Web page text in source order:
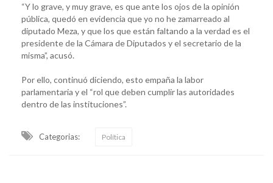
“Y lo grave, y muy grave, es que ante los ojos de la opinión
pública, quedó en evidencia que yo no he zamarreado al
diputado Meza, y que los que están faltando a la verdad es el
presidente de la Cámara de Diputados y el secretario de la
misma”, acusó.
Por ello, continuó diciendo, esto empaña la labor
parlamentaria y el “rol que deben cumplir las autoridades
dentro de las instituciones”.
Categorias: Política